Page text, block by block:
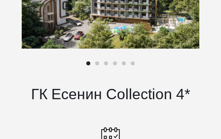
ГК Есенин Collection 4*